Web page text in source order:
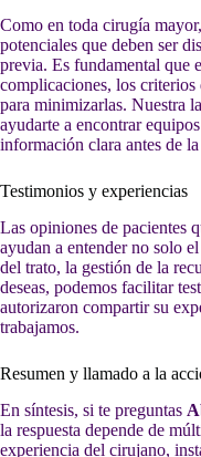
Como en toda cirugía
potenciales que deben ser
previa. Es fundamental que
complicaciones, los criterios
para minimizarlas. Nuestra
ayudarte a encontrar
información clara antes de
Testimonios y experiencias
Las opiniones de pacientes
ayudan a entender no solo
del trato, la gestión de la
deseas, podemos facilitar
autorizaron compartir su
trabajamos.
Resumen y llamado a la
En síntesis, si te preguntas
la respuesta depende de
experiencia del cirujano,